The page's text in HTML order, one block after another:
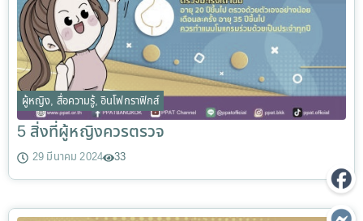
ผู้หญิง, สื่อความรู้,อินโฟกราฟิกส์
5 สิ่งที่ผู้หญิงควรตรวจ
29 มีนาคม 2024 33